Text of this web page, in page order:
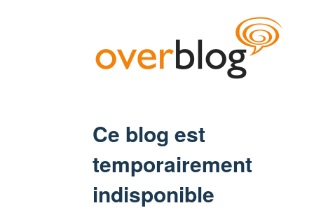
Ce blog est
temporairement
indisponible